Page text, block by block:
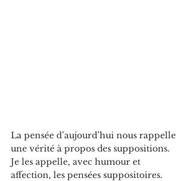
La pensée d’aujourd’hui nous rappelle
une vérité à propos des suppositions.
Je les appelle, avec humour et
affection, les pensées suppositoires.